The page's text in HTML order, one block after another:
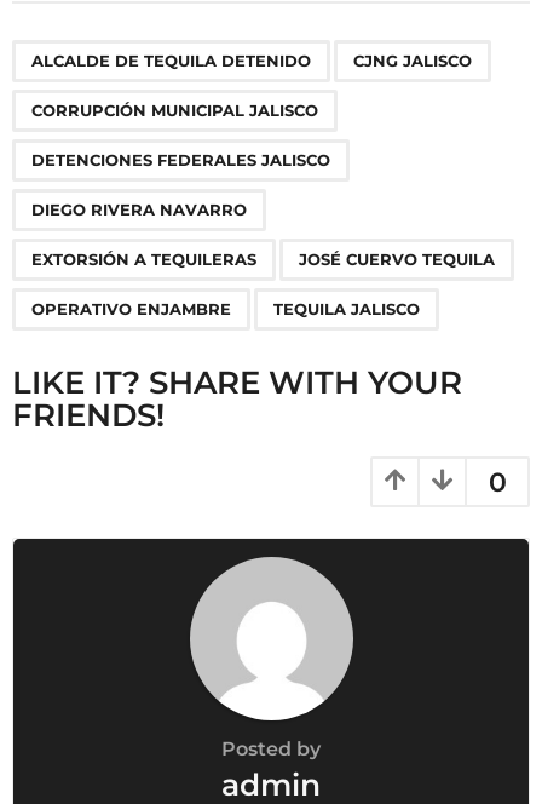
g
ALCALDE DE TEQUILA DETENIDO CJNG JALISCO
CORRUPCIÓN MUNICIPAL JALISCO
DETENCIONES FEDERALES JALISCO
DIEGO RIVERA NAVARRO
EXTORSIÓN A TEQUILERAS JOSÉ CUERVO TEQUILA
OPERATIVO ENJAMBRE TEQUILA JALISCO
LIKE IT? SHARE WITH YOUR
FRIENDS!
0
Posted by
admin